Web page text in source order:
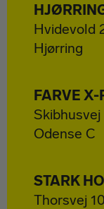
Hvidevold
Hjørring
FARVE X-
Skibhusvej
Odense C
STARK
Thorsvej 10